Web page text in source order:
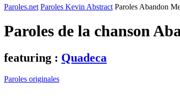
Paroles.net Paroles Kevin Abstract Paroles Abandon
Paroles de la chanson
featuring : Quadeca
Paroles originales